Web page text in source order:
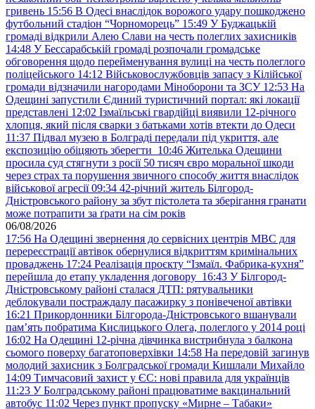
гривень 15:56 В Одесі внаслідок ворожого удару пошкоджено
футбольний стадіон “Чорноморець” 15:49 У Буджацькій
громаді відкрили Алею Слави на честь полеглих захисників
14:48 У Бессарабській громаді розпочали громадське
обговорення щодо перейменування вулиці на честь полеглого
поліцейського 14:12 Військовослужбовців запасу з Кілійської
громади відзначили нагородами Міноборони та ЗСУ 12:53 На
Одещині запустили Єдиний туристичний портал: які локації
представлені 12:02 Ізмаїльські гвардійці виявили 12-річного
хлопця, який після сварки з батьками хотів втекти до Одеси
11:37 Підвал музею в Болграді передали під укриття, але
експозицію обіцяють зберегти 10:46 Жителька Одещини
просила суд стягнути з росії 50 тисяч євро моральної шкоди
через страх та порушення звичного способу життя внаслідок
військової агресії 09:34 42-річний житель Білгород-
Дністровського району за збут пістолета та зберігання гранати
може потрапити за ґрати на сім років
06/08/2026
17:56 На Одещині звернення до сервісних центрів МВС для
перереєстрації автівок обернулися відкриттям кримінальних
проваджень 17:24 Реалізація проєкту “Ізмаїл. Фабрика-кухня”
перейшла до етапу укладення договору 16:43 У Білгород-
Дністровському районі сталася ДТП: рятувальники
деблокували постраждалу пасажирку з понівеченої автівки
16:21 Прикордонники Білгорода-Дністровського вшанували
пам’ять побратима Кислицького Олега, полеглого у 2014 році
16:02 На Одещині 12-річна дівчинка вистрибнула з балкона
сьомого поверху багатоповерхівки 14:58 На передовій загинув
молодий захисник з Болградської громади Кишлали Михайло
14:09 Тимчасовий захист у ЄС: нові правила для українців
11:23 У Болградському районі працюватиме вакцинальний
автобус 11:02 Через пункт пропуску «Мирне – Табаки»